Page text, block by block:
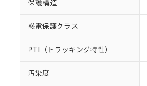
保護構造
感電保護クラス
PTI（トラッキング特性）
汚染度